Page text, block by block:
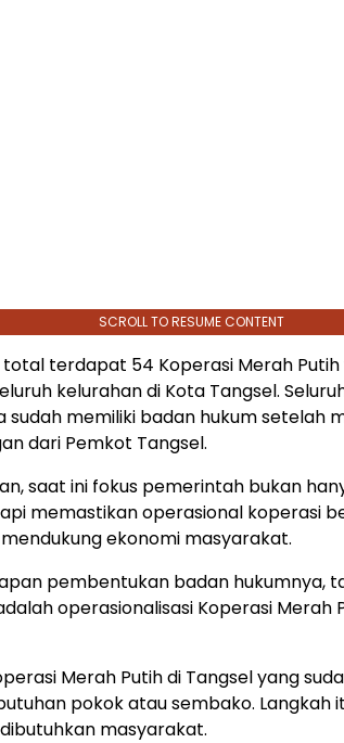
SCROLL TO RESUME CONTENT
total terdapat 54 Koperasi Merah
kelurahan di Kota Tangsel.
sudah memiliki badan hukum setelah
dari Pemkot Tangsel.
saat ini fokus pemerintah bukan
memastikan operasional koperasi
ekonomi masyarakat.
pembentukan badan hukumnya,
operasionalisasi Koperasi Merah
Merah Putih di Tangsel yang
pokok atau sembako. Langkah
masyarakat.